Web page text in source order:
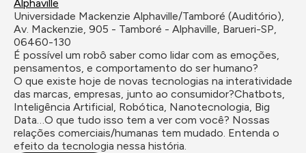
Alphaville
Universidade Mackenzie Alphaville/Tamboré (Auditório),
Av. Mackenzie, 905 - Tamboré - Alphaville, Barueri-SP,
06460-130
É possível um robô saber como lidar com as emoções,
pensamentos, e comportamento do ser humano?
O que existe hoje de novas tecnologias na interatividade
das marcas, empresas, junto ao consumidor?Chatbots,
Inteligência Artificial, Robótica, Nanotecnologia, Big
Data…O que tudo isso tem a ver com você? Nossas
relações comerciais/humanas tem mudado. Entenda o
efeito da tecnologia nessa história.